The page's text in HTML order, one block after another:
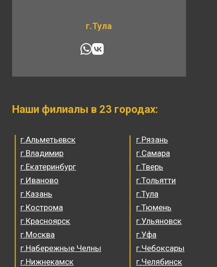
г.Рязань
г.Самара
г.Тверь
г.Тольятти
г.Тула
г.Тюмень
г.Ульяновск
г.Уфа
г.Чебоксары
г.Челябинск
г.Альметьевск
г.Владимир
г.Екатеринбург
г.Иваново
г.Казань
г.Кострома
г.Красноярск
г.Москва
г.Набережные Челны
г.Нижнекамск
Наши филиалы в 23 городах:
г.Тула